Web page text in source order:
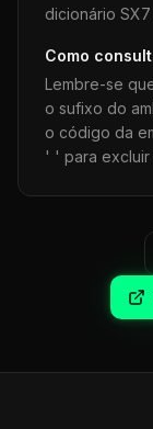
dicionário
Como
Lembre-se
o sufixo do
o código da
' ' para excluir